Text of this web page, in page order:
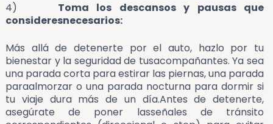
4) Toma los descansos y pausas que
consideresnecesarios:
Más allá de detenerte por el auto, hazlo por tu
bienestar y la seguridad de tusacompañantes. Ya sea
una parada corta para estirar las piernas, una parada
paraalmorzar o una parada nocturna para dormir si
tu viaje dura más de un día.Antes de detenerte,
asegúrate de poner lasseñales de tránsito